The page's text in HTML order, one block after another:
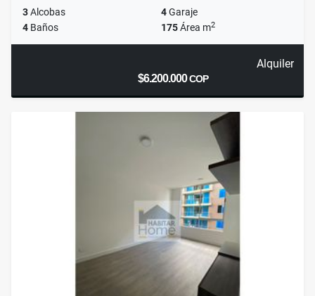
3Alcobas 4Garaje
4 Baños 175Área m2
Alquiler
$6.200.000COP